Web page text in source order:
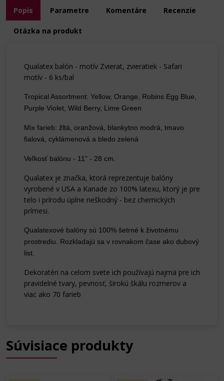
Popis Parametre Komentáre Recenzie
Otázka na produkt
Qualatex balón - motív Zvierat, zvieratiek - Safari
motív - 6 ks/bal
Tropical Assortment: Yellow, Orange, Robins Egg Blue,
Purple Violet, Wild Berry, Lime Green
Mix farieb: žltá, oranžová, blankytno modrá, tmavo
fialová, cyklámenová a bledo zelená
Veľkosť balónu - 11" - 28 cm.
Qualatex je značka, ktorá reprezentuje balóny
vyrobené v USA a Kanade zo 100% latexu, ktorý je pre
telo i prírodu úplne neškodný - bez chemických
prímesi.
Qualatexové balóny sú 100% šetrné k životnému
prostrediu. Rozkladajú sa v rovnakom čase ako dubový
list.
Dekoratéri na celom svete ich používajú najmä pre ich
pravidelné tvary, pevnosť, širokú škálu rozmerov a
viac ako 70 farieb
Súvisiace produkty